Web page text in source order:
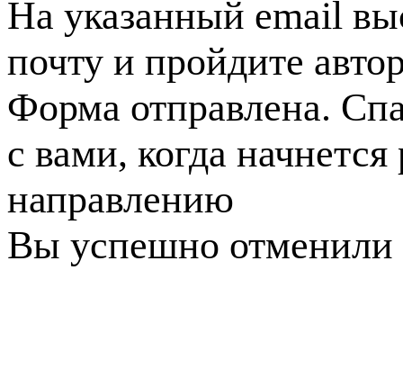
На указанный email
почту и пройдите
Форма отправлена.
с вами, когда
направлению
Вы успешно отменили